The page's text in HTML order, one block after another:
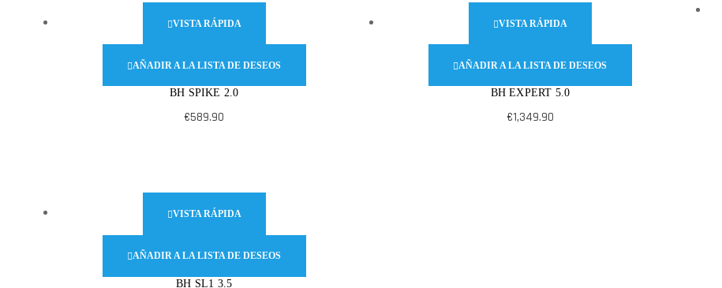
VISTA RÁPIDA
AÑADIR A LA LISTA DE DESEOS
BH SPIKE 2.0
€589.90
VISTA RÁPIDA
AÑADIR A LA LISTA DE DESEOS
BH EXPERT 5.0
€1,349.90
VISTA RÁPIDA
AÑADIR A LA LISTA DE DESEOS
BH SL1 3.5